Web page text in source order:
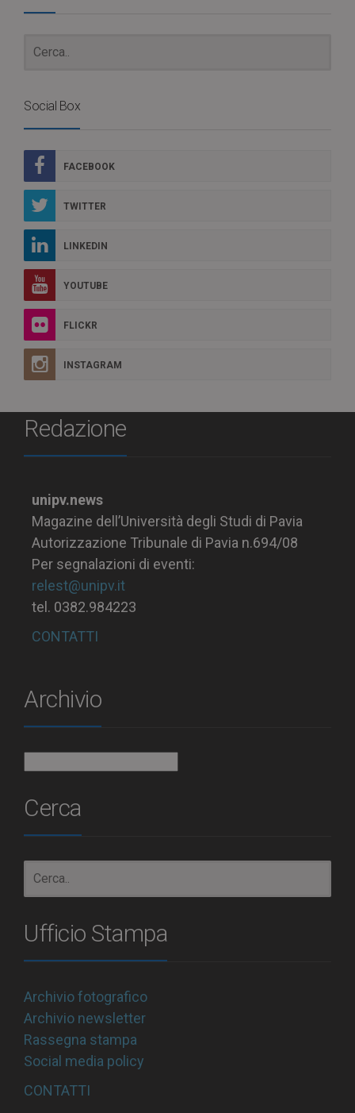
Social Box
FACEBOOK
TWITTER
LINKEDIN
YOUTUBE
FLICKR
INSTAGRAM
Redazione
unipv.news
Magazine dell’Università degli Studi di Pavia
Autorizzazione Tribunale di Pavia n.694/08
Per segnalazioni di eventi:
relest@unipv.it
tel. 0382.984223
CONTATTI
Archivio
Cerca
Ufficio Stampa
Archivio fotografico
Archivio newsletter
Rassegna stampa
Social media policy
CONTATTI